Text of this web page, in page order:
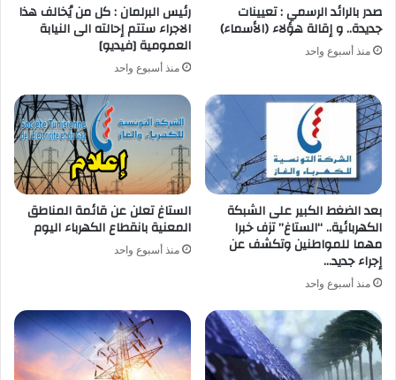
صدر بالرائد الرسمي : تعيينات
جديدة.. و إقالة هؤلاء (الأسماء)
منذ أسبوع واحد
رئيس البرلمان : كل من يُخالف هذا
الاجراء ستتم إحالته الى النيابة
العمومية [فيديو]
منذ أسبوع واحد
بعد الضغط الكبير على الشبكة
الكهربائية.. “الستاغ” تزف خبرا
مهما للمواطنين وتكشف عن
إجراء جديد…
منذ أسبوع واحد
الستاغ تعلن عن قائمة المناطق
المعنية بانقطاع الكهرباء اليوم
منذ أسبوع واحد